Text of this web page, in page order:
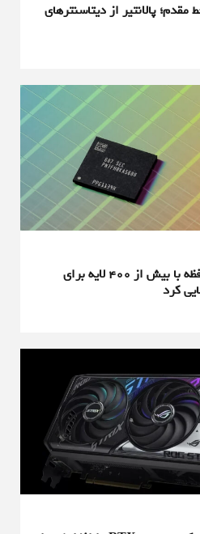
پالانتیر از دیتاسنترهای
سامسونگ از اولین تراشه حافظه با بیش از ۴۰۰ لایه برای
کرد